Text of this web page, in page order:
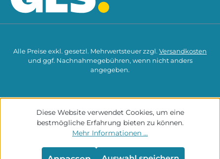
Alle Preise exkl. gesetzl. Mehrwertsteuer zzgl. Versandkosten
und ggf. Nachnahmegebühren, wenn nicht anders
angegeben.
Diese Website verwendet Cookies, um eine
bestmögliche Erfahrung bieten zu können.
Mehr Informationen ...